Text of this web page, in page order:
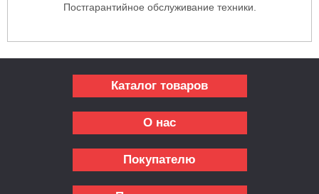
Постгарантийное обслуживание техники.
Каталог товаров
О нас
Покупателю